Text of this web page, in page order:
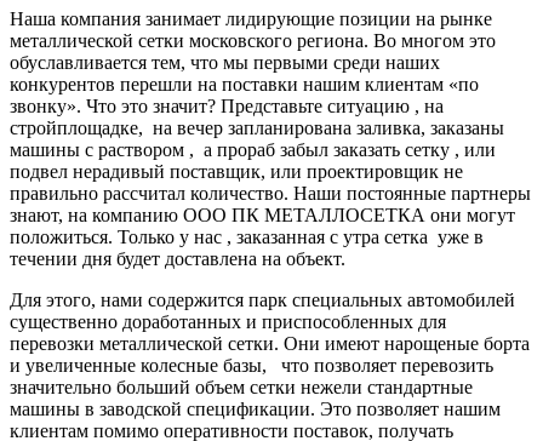
Наша компания занимает лидирующие позиции на рынке
металлической сетки московского региона. Во многом это
обуславливается тем, что мы первыми среди наших
конкурентов перешли на поставки нашим клиентам «по
звонку». Что это значит? Представьте ситуацию , на
стройплощадке, на вечер запланирована заливка, заказаны
машины с раствором , а прораб забыл заказать сетку , или
подвел нерадивый поставщик, или проектировщик не
правильно рассчитал количество. Наши постоянные партнеры
знают, на компанию ООО ПК МЕТАЛЛОСЕТКА они могут
положиться. Только у нас , заказанная с утра сетка уже в
течении дня будет доставлена на объект.
Для этого, нами содержится парк специальных автомобилей
существенно доработанных и приспособленных для
перевозки металлической сетки. Они имеют нарощеные борта
и увеличенные колесные базы, что позволяет перевозить
значительно больший объем сетки нежели стандартные
машины в заводской спецификации. Это позволяет нашим
клиентам помимо оперативности поставок, получать